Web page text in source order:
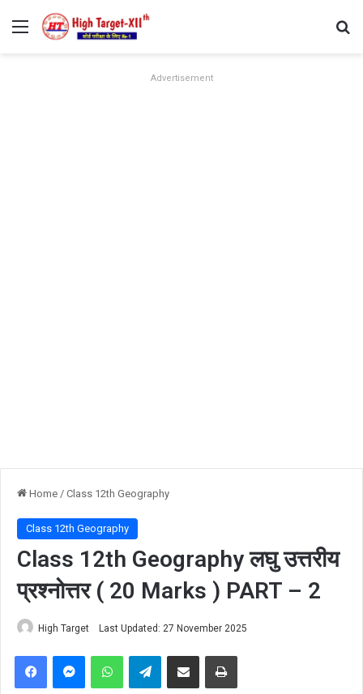
Menu
Advertisement
Home / Class 12th Geography
Class 12th Geography
Class 12th Geography लघु उत्तरीय
प्रश्नोत्तर ( 20 Marks ) PART – 2
High Target Last Updated: 27 November 2025
FacebookMessengerWhatsAppTelegramShare via Email Print